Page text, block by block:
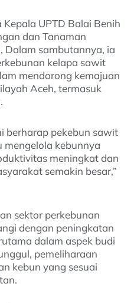
UPTD Balai Benih
dan Tanaman
Dalam sambutannya, ia
kelapa sawit
mendorong kemajuan
Aceh, termasuk
berharap pekebun sawit
mengelola kebunnya
meningkat dan
semakin besar,”
sektor perkebunan
dengan peningkatan
dalam aspek budi
pemeliharaan
kebun yang sesuai